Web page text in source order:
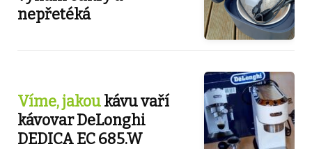
nepřetéká
Víme, jakoukávu vaří
kávovar DeLonghi
DEDICA EC 685.W